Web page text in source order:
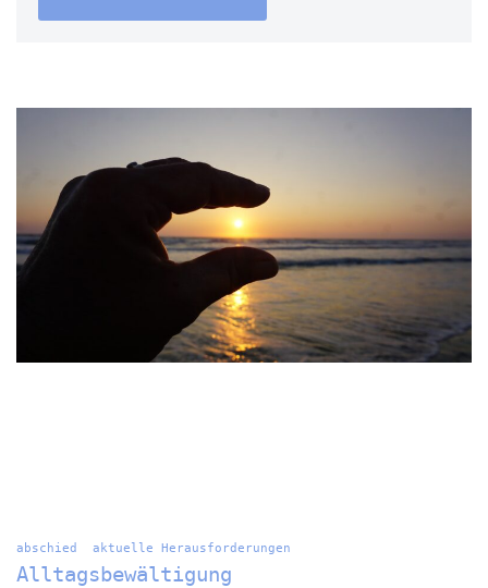
abschied aktuelle Herausforderungen
Alltagsbewältigung